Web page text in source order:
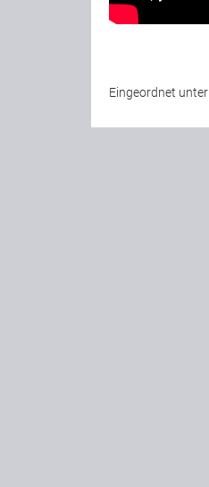
Eingeordnet unter